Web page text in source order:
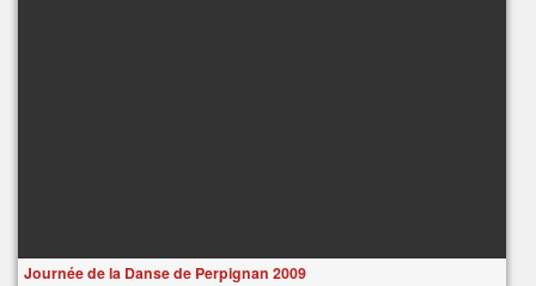
Journée de la Danse de Perpignan 2009